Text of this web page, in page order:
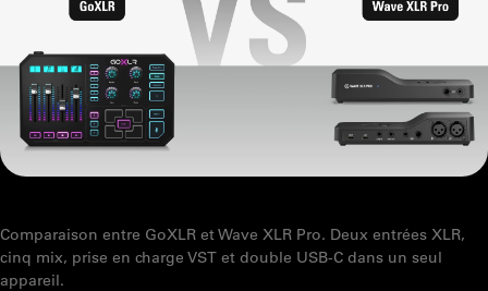
Comparaison entre GoXLR et Wave XLR Pro. Deux entrées XLR,
cinq mix, prise en charge VST et double USB-C dans un seul
appareil.